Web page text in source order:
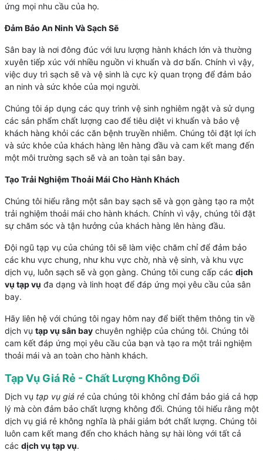
ứng mọi nhu cầu của họ.
Đảm Bảo An Ninh Và Sạch Sẽ
Sân bay là nơi đông đúc với lưu lượng hành khách lớn và thường
xuyên tiếp xúc với nhiều nguồn vi khuẩn và dơ bẩn. Chính vì vậy,
việc duy trì sạch sẽ và vệ sinh là cực kỳ quan trọng để đảm bảo
an ninh và sức khỏe của mọi người.
Chúng tôi áp dụng các quy trình vệ sinh nghiêm ngặt và sử dụng
các sản phẩm chất lượng cao để tiêu diệt vi khuẩn và bảo vệ
khách hàng khỏi các căn bệnh truyền nhiễm. Chúng tôi đặt lợi ích
và sức khỏe của khách hàng lên hàng đầu và cam kết mang đến
một môi trường sạch sẽ và an toàn tại sân bay.
Tạo Trải Nghiệm Thoải Mái Cho Hành Khách
Chúng tôi hiểu rằng một sân bay sạch sẽ và gọn gàng tạo ra một
trải nghiệm thoải mái cho hành khách. Chính vì vậy, chúng tôi đặt
sự chăm sóc và tận hưởng của khách hàng lên hàng đầu.
Đội ngũ tạp vụ của chúng tôi sẽ làm việc chăm chỉ để đảm bảo
các khu vực chung, như khu vực chờ, nhà vệ sinh, và khu vực
dịch vụ, luôn sạch sẽ và gọn gàng. Chúng tôi cung cấp các dịch
vụ tạp vụ đa dạng và linh hoạt để đáp ứng mọi yêu cầu của sân
bay.
Hãy liên hệ với chúng tôi ngay hôm nay để biết thêm thông tin về
dịch vụ tạp vụ sân baychuyên nghiệp của chúng tôi. Chúng tôi
cam kết đáp ứng mọi yêu cầu của bạn và tạo ra một trải nghiệm
thoải mái và an toàn cho hành khách.
Tạp Vụ Giá Rẻ - Chất Lượng Không Đổi
Dịch vụ tạp vụ giá rẻcủa chúng tôi không chỉ đảm bảo giá cả hợp
lý mà còn đảm bảo chất lượng không đổi. Chúng tôi hiểu rằng một
dịch vụ giá rẻ không nghĩa là phải giảm bớt chất lượng. Chúng tôi
luôn cam kết mang đến cho khách hàng sự hài lòng với tất cả
các dịch vụ tạp vụ.